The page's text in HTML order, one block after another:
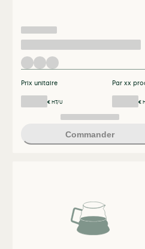
Prix unitaire
€ HT/U
Par xx
€
Commander